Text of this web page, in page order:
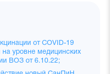
от COVID-19
на уровне медицинских
ВОЗ от 6.10.22;